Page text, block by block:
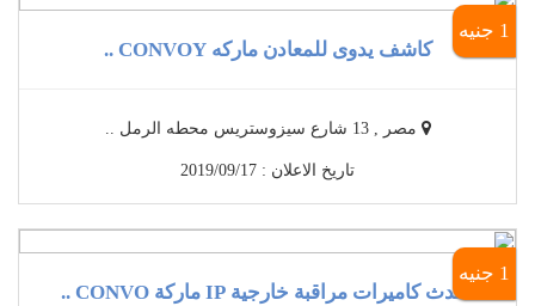
1 جنيه
كاشف يدوى للمعادن ماركه CONVOY ..
مصر , 13 شارع سيزوستريس محطه الرمل ..
تاريخ الاعلان : 2019/09/17
1 جنيه
أحدث كاميرات مراقبة خارجية IP ماركة CONVO ..